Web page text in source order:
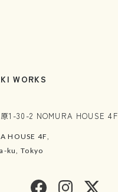
WORKS
1-30-2 NOMURA HOUSE 4F
HOUSE 4F,
ku, Tokyo